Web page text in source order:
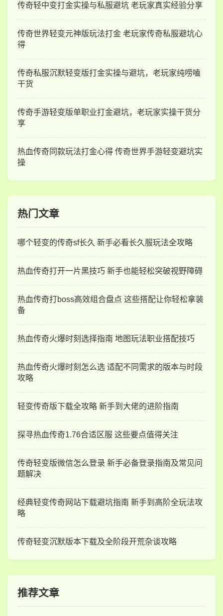
传奇轻中变打金实操与私服避坑 老玩家真实经验分享
传奇世界轻变元神版玩法打金 老玩家传奇私服避坑心
得
传奇私服沉默轻变版打金实操与避坑，老玩家纯唠嗑
干货
传奇手游轻变版单职业打金避坑，老玩家实操干货分
享
热血传奇同款玩法打金心得 传奇世界手游轻变避坑实
操
热门文章
哪个轻变的传奇sf长久 新手必看长久服玩法全攻略
热血传奇打开一片黑技巧 新手也能轻松突破视野障碍
热血传奇打boss高效组合盘点 这些搭配让你轻松拿装
备
热血传奇火爆时刻选择指南 地图玩法职业搭配技巧
热血传奇火爆时刻怎么选 适配不同需求的版本与时段
攻略
轻变传奇版下载全攻略 新手到大佬的进阶指南
探寻热血传奇1.76合适区服 这些要点值得关注
传奇轻变版微信怎么登录 新手必备登录指南及常见问
题解决
经典轻变传奇网站下载避坑指南 新手到高阶全玩法攻
略
传奇轻变沉默版本下载及全阶段开荒杂谈攻略
推荐文章